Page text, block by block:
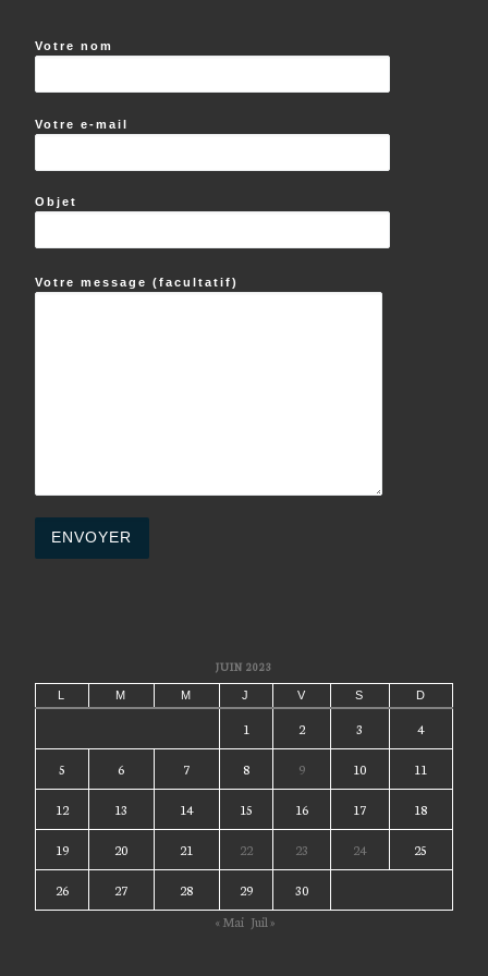
Votre nom
Votre e-mail
Objet
Votre message (facultatif)
JUIN 2023
M M J V S D
1 2 3 4
5 6 7 8 9 10 11
12 13 14 15 16 17 18
19 20 21 22 23 24 25
26 27 28 29
30
« Mai Juil »